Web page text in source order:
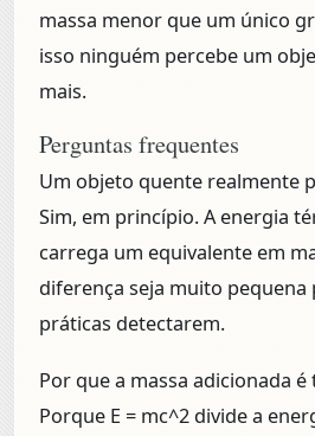
massa menor que um único
isso ninguém percebe um
mais.
Perguntas frequentes
Um objeto quente realmente
Sim, em princípio. A energia
carrega um equivalente em
diferença seja muito pequena
práticas detectarem.
Por que a massa adicionada é
Porque E = mc^2 divide a